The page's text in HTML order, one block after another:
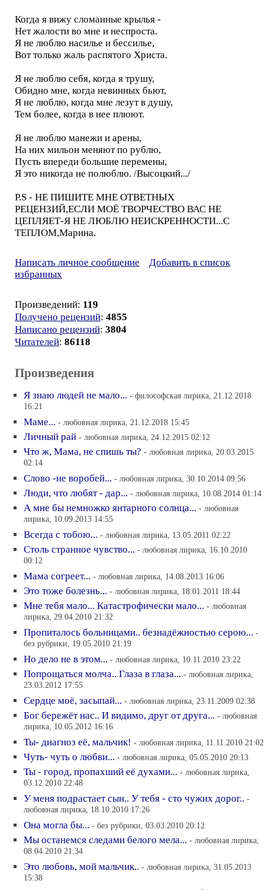
Когда я вижу сломанные крылья -
Нет жалости во мне и неспроста.
Я не люблю насилье и бессилье,
Вот только жаль распятого Христа.
Я не люблю себя, когда я трушу,
Обидно мне, когда невинных бьют,
Я не люблю, когда мне лезут в душу,
Тем более, когда в нее плюют.
Я не люблю манежи и арены,
На них мильон меняют по рублю,
Пусть впереди большие перемены,
Я это никогда не полюблю. /Высоцкий.../
P.S - НЕ ПИШИТЕ МНЕ ОТВЕТНЫХ
РЕЦЕНЗИЙ,ЕСЛИ МОЁ ТВОРЧЕСТВО ВАС НЕ
ЦЕПЛЯЕТ-Я НЕ ЛЮБЛЮ НЕИСКРЕННОСТИ...С
ТЕПЛОМ,Марина.
Написать личное сообщение
Добавить в список
избранных
Произведений: 119
Получено рецензий: 4855
Написано рецензий: 3804
Читателей: 86118
Произведения
Я знаю людей не мало... - философская лирика, 21.12.2018
16:21
Маме... - любовная лирика, 21.12.2018 15:45
Личный рай - любовная лирика, 24.12.2015 02:12
Что ж, Мама, не спишь ты? - любовная лирика, 20.03.2015
02:14
Слово -не воробей... - любовная лирика, 30.10.2014 09:56
Люди, что любят - дар... - любовная лирика, 10.08.2014 01:14
А мне бы немножко янтарного солнца... - любовная
лирика, 10.09.2013 14:55
Всегда с тобою... - любовная лирика, 13.05.2011 02:22
Столь странное чувство... - любовная лирика, 16.10.2010
00:12
Мама согреет... - любовная лирика, 14.08.2013 16:06
Это тоже болезнь... - любовная лирика, 18.01.2011 18:44
Мне тебя мало... Катастрофически мало... - любовная
лирика, 29.04.2010 21:32
Пропиталось больницами.. безнадёжностью серою... -
без рубрики, 19.05.2010 21:19
Но дело не в этом... - любовная лирика, 10.11.2010 23:22
Попрощаться молча.. Глаза в глаза... - любовная лирика,
23.03.2012 17:55
Сердце моё, засыпай... - любовная лирика, 23.11.2009 02:38
Бог бережёт нас.. И видимо, друг от друга... - любовная
лирика, 10.05.2012 16:16
Ты- диагноз её, мальчик! - любовная лирика, 11.11.2010 21:02
Чуть- чуть о любви... - любовная лирика, 05.05.2010 20:13
Ты - город, пропахший её духами... - любовная лирика,
03.12.2010 22:48
У меня подрастает сын.. У тебя - сто чужих дорог.. -
любовная лирика, 18.10.2010 17:26
Она могла бы... - без рубрики, 03.03.2010 20:12
Мы останемся следами белого мела... - любовная лирика,
08.04.2010 21:34
Это любовь, мой мальчик.. - любовная лирика, 31.05.2013
15:38